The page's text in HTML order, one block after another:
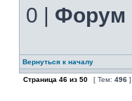
0 | Форум
Вернуться к началу
Страница 46 из 50 [ Тем: 496 ]